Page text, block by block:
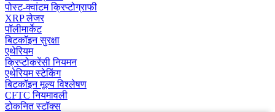
पोस्ट-क्वांटम क्रिप्टोग्राफी
XRP लेजर
पॉलीमार्केट
बिटकॉइन सुरक्षा
एथेरियम
क्रिप्टोकरेंसी नियमन
एथेरियम स्टेकिंग
बिटकॉइन मूल्य विश्लेषण
CFTC नियमावली
टोकनित स्टॉक्स